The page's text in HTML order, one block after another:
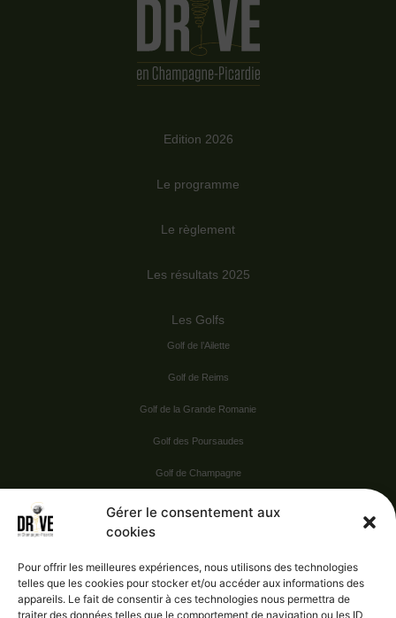
Gérer le consentement aux
cookies
Pour offrir les meilleures expériences, nous utilisons des technologies
telles que les cookies pour stocker et/ou accéder aux informations des
appareils. Le fait de consentir à ces technologies nous permettra de
traiter des données telles que le comportement de navigation ou les ID
Edition 2026
Le programme
Le règlement
Les résultats 2025
Les Golfs
Golf de l’Ailette
Golf de Reims
Golf de la Grande Romanie
Golf des Poursaudes
Golf de Champagne
Vie pratique